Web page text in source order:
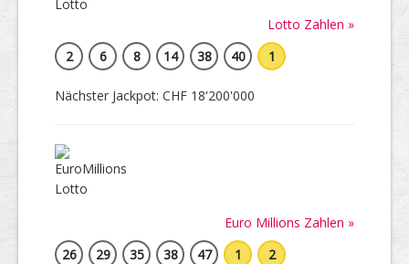
Lotto Zahlen »
2
6 8 14 38 40 1
Nächster Jackpot: CHF 18'200'000
Euro Millions Zahlen »
26
29 35 38 47 1 2